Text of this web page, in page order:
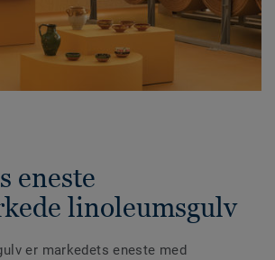
eneste
linoleumsgulv
er markedets eneste med